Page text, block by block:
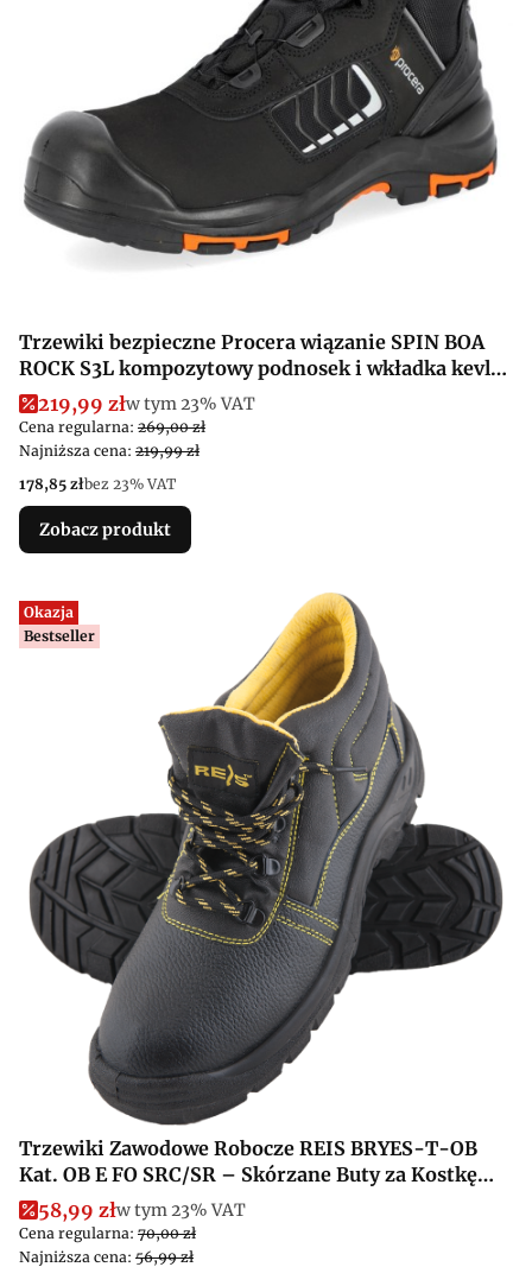
Trzewiki bezpieczne Procera wiązanie SPIN BOA
ROCK S3L kompozytowy podnosek i wkładka kevlar
antyprzebiciowa
Cena promocyjna brutto
219,99 złw tym %s VAT
w tym23% VAT
Cena regularna: 269,00 zł
Najniższa cena: 219,99 zł
Cena netto
178,85 złbez 23% VAT
Zobacz produkt
Okazja
Bestseller
Trzewiki Zawodowe Robocze REIS BRYES-T-OB
Kat. OB E FO SRC/SR – Skórzane Buty za Kostkę
Bez Podnoska
Cena promocyjna brutto
58,99 złw tym %s VAT
w tym23% VAT
Cena regularna: 70,00 zł
Najniższa cena: 56,99 zł